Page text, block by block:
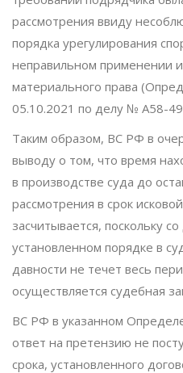
рассмотрения ввиду
порядка урегулирования
неправильном применении
материального права
05.10.2021 по делу № А58-
Таким образом, ВС РФ в
выводу о том, что время
в производстве суда до
рассмотрения в срок
засчитывается, поскольку
установленном порядке в
давности не течет весь
осуществляется судебная
ВС РФ в указанном
ответ на претензию не
срока, установленного